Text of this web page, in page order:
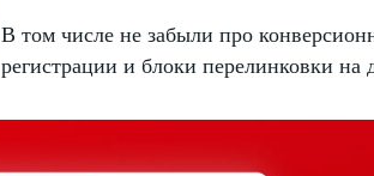
В том числе не забыли про
регистрации и блоки перелинковки на